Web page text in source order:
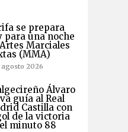
se prepara
para una noche
Marciales
(MMA)
agosto 2026
Álvaro
guía al Real
Castilla con
de la victoria
minuto 88